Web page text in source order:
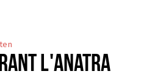
L'ANATRA